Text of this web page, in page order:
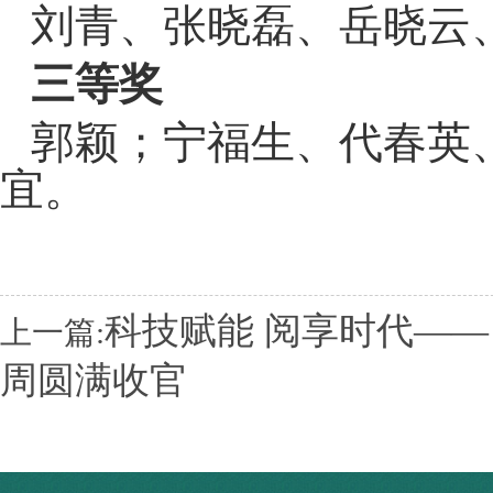
刘青、张晓磊、岳晓云
三等奖
郭颖；宁福生、代春英
宜。
上一篇:科技赋能 阅享时代——
周圆满收官